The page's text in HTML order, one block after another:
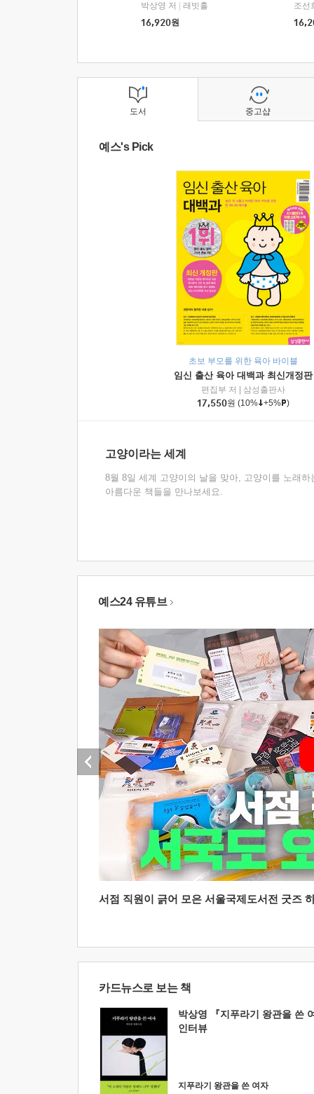
박상영 저
래빗홀
16,920원
조선
도서
예스's Pick
초보 부모를 위한 육아 바이블
임신 출산 육아 대백과 최신개정판
편집부 저
삼성출판사
17,550원 (10% +5% )
고양이라는 세계
8월 8일 세계 고양이의 날을 맞아, 고양이를 노래하
아름다운 책들을 만나보세요.
중고샵
예스24 유튜브
서점 직원이 긁어 모은 서울국제도서전 굿즈
카드뉴스로 보는 책
박상영 『지푸라기 왕관을 쓴
인터뷰
지푸라기 왕관을 쓴 여자